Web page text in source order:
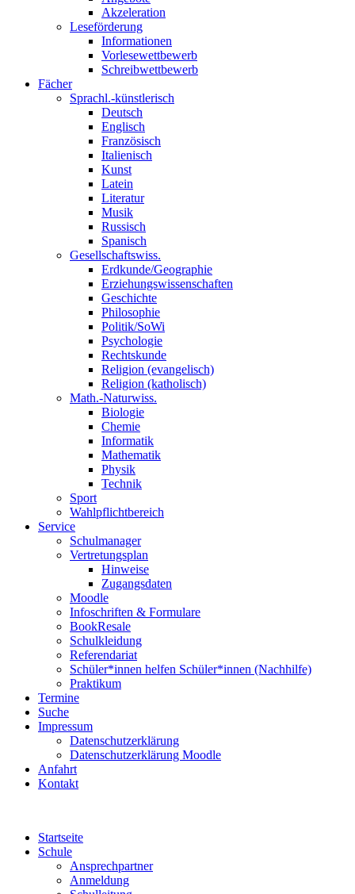
Akzeleration
Leseförderung
Informationen
Vorlesewettbewerb
Schreibwettbewerb
Fächer
Sprachl.-künstlerisch
Deutsch
Englisch
Französisch
Italienisch
Kunst
Latein
Literatur
Musik
Russisch
Spanisch
Gesellschaftswiss.
Erdkunde/Geographie
Erziehungswissenschaften
Geschichte
Philosophie
Politik/SoWi
Psychologie
Rechtskunde
Religion (evangelisch)
Religion (katholisch)
Math.-Naturwiss.
Biologie
Chemie
Informatik
Mathematik
Physik
Technik
Sport
Wahlpflichtbereich
Service
Schulmanager
Vertretungsplan
Hinweise
Zugangsdaten
Moodle
Infoschriften & Formulare
BookResale
Schulkleidung
Referendariat
Schüler*innen helfen Schüler*innen (Nachhilfe)
Praktikum
Termine
Suche
Impressum
Datenschutzerklärung
Datenschutzerklärung Moodle
Anfahrt
Kontakt
Startseite
Schule
Ansprechpartner
Anmeldung